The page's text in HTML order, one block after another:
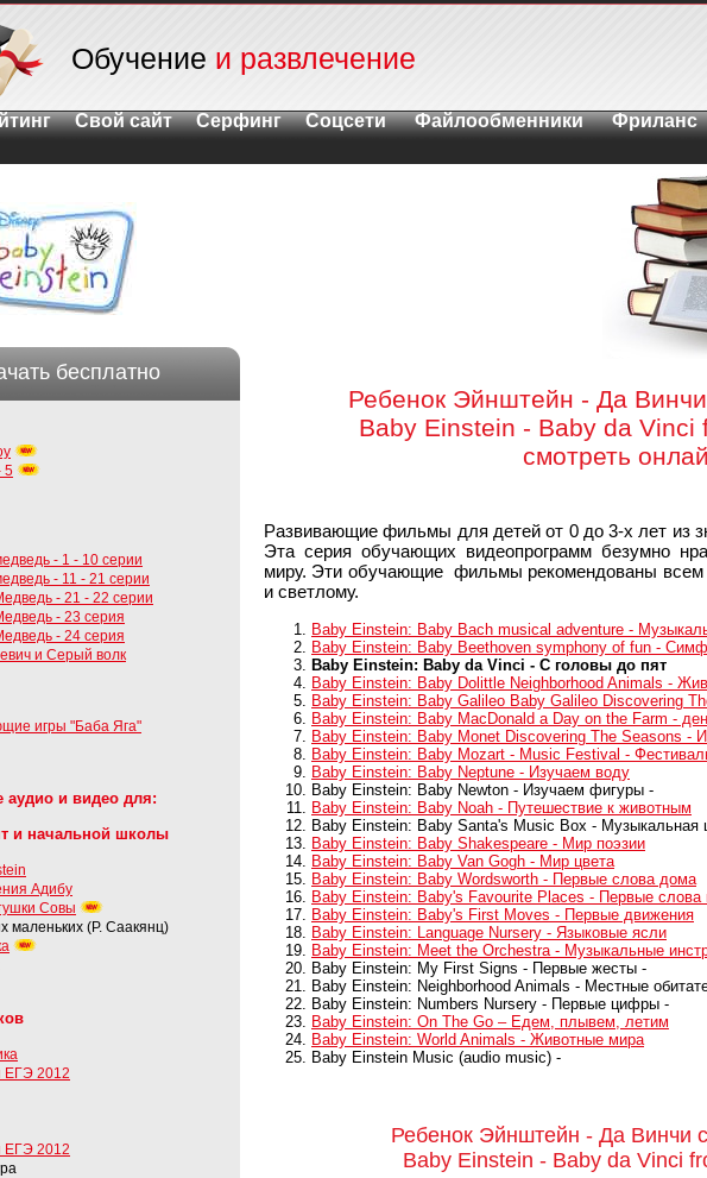
Обучение и развлечение
Свой сайт Серфинг Соцсети Файлообменники Фриланс
бесплатно
5
- 1 - 10 серии
- 11 - 21 серии
- 21 - 22 серии
- 23 серия
- 24 серия
и Серый волк
игры "Баба Яга"
и видео для:
и начальной школы
Адибу
Совы
маленьких (Р. Саакянц)
ЕГЭ 2012
ЕГЭ 2012
Ребенок Эйнштейн - Да
Baby Einstein - Baby da Vinci
смотреть
Развивающие фильмы для детей от 0 до 3-х лет из
Эта серия обучающих видеопрограмм безумно
миру. Эти обучающие фильмы рекомендованы всем
и светлому.
Baby Einstein: Baby Bach musical adventure -
Baby Einstein: Baby Beethoven symphony of fun -
Baby Einstein: Baby da Vinci - С головы до пят
Baby Einstein: Baby Dolittle Neighborhood Animals -
Baby Einstein: Baby Galileo Baby Galileo Discovering
Baby Einstein: Baby MacDonald a Day on the Farm -
Baby Einstein: Baby Monet Discovering The Seasons -
Baby Einstein: Baby Mozart - Music Festival -
Baby Einstein: Baby Neptune - Изучаем воду
Baby Einstein: Baby Newton - Изучаем фигуры -
Baby Einstein: Baby Noah - Путешествие к животным
Baby Einstein: Baby Santa's Music Box - Музыкальная
Baby Einstein: Baby Shakespeare - Мир поэзии
Baby Einstein: Baby Van Gogh - Мир цвета
Baby Einstein: Baby Wordsworth - Первые слова дома
Baby Einstein: Baby's Favourite Places - Первые слова
Baby Einstein: Baby's First Moves - Первые движения
Baby Einstein: Language Nursery - Языковые ясли
Baby Einstein: Meet the Orchestra - Музыкальные
Baby Einstein: My First Signs - Первые жесты -
Baby Einstein: Neighborhood Animals - Местные
Baby Einstein: Numbers Nursery - Первые цифры -
Baby Einstein: On The Go – Едем, плывем, летим
Baby Einstein: World Animals - Животные мира
Baby Einstein Music (audio music) -
Ребенок Эйнштейн - Да Винчи
Baby Einstein - Baby da Vinci